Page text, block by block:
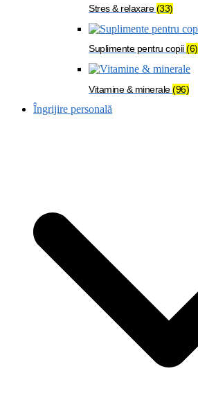
Stres & relaxare(33)
Suplimente pentru copii(6)
Vitamine & minerale(96)
Îngrijire personală